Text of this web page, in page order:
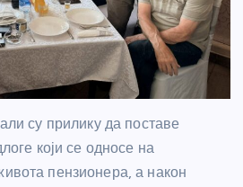
су прилику да поставе
који се односе на
пензионера, а након